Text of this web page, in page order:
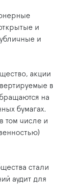
и
и
акции
в
на
бумагах.
том числе и
стали
аудит для